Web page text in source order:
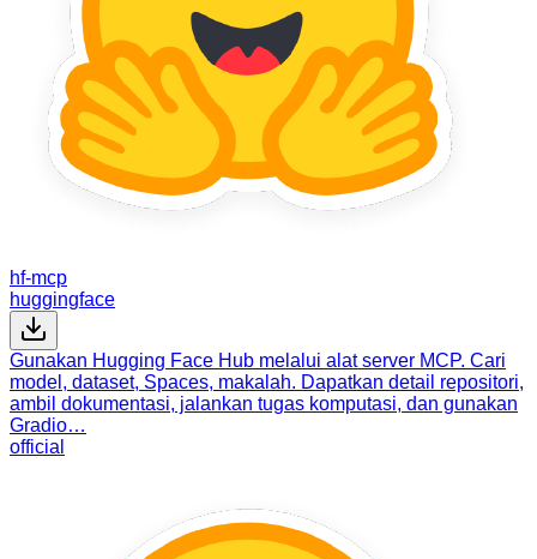
hf-mcp
huggingface
Gunakan Hugging Face Hub melalui alat server MCP. Cari
model, dataset, Spaces, makalah. Dapatkan detail repositori,
ambil dokumentasi, jalankan tugas komputasi, dan gunakan
Gradio…
official